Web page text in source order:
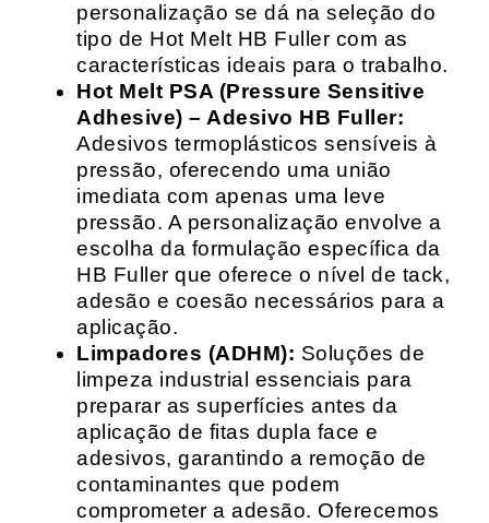
personalização se dá na seleção do
tipo de Hot Melt HB Fuller com as
características ideais para o trabalho.
Hot Melt PSA (Pressure Sensitive
Adhesive) – Adesivo HB Fuller:
Adesivos termoplásticos sensíveis à
pressão, oferecendo uma união
imediata com apenas uma leve
pressão. A personalização envolve a
escolha da formulação específica da
HB Fuller que oferece o nível de tack,
adesão e coesão necessários para a
aplicação.
Limpadores (ADHM): Soluções de
limpeza industrial essenciais para
preparar as superfícies antes da
aplicação de fitas dupla face e
adesivos, garantindo a remoção de
contaminantes que podem
comprometer a adesão. Oferecemos